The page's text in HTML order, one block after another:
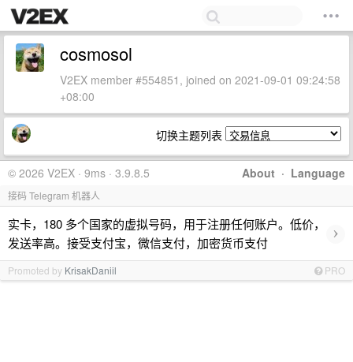
cosmosol
V2EX member #554851, joined on 2021-09-01 09:24:58
+08:00
切换主题列表
About · Language
© 2026 V2EX · 9ms · 3.9.8.5
接码 Telegram 机器人
实卡，180 多个国家的虚拟号码，用于注册任何账户。低价，
发送率高。接受支付宝，微信支付，加密货币支付
›
Promoted by KrisakDaniil PRO